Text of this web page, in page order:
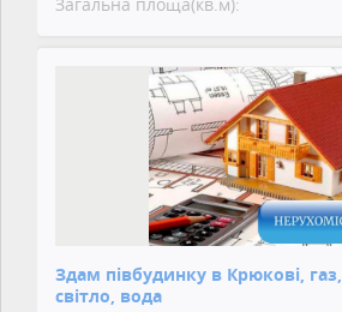
Здам півбудинку в Крюкові, газ,
світло, вода